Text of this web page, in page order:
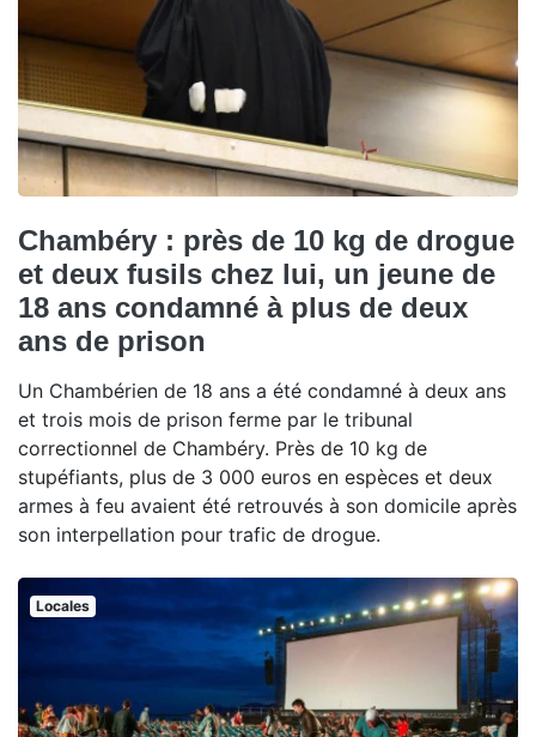
Chambéry : près de 10 kg de drogue
et deux fusils chez lui, un jeune de
18 ans condamné à plus de deux
ans de prison
Un Chambérien de 18 ans a été condamné à deux ans
et trois mois de prison ferme par le tribunal
correctionnel de Chambéry. Près de 10 kg de
stupéfiants, plus de 3 000 euros en espèces et deux
armes à feu avaient été retrouvés à son domicile après
son interpellation pour trafic de drogue.
Locales